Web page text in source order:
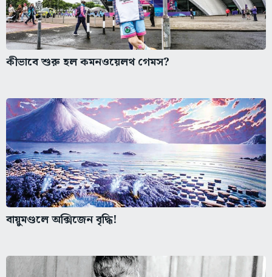
কীভাবে শুরু হল কমনওয়েলথ গেমস?
বায়ুমণ্ডলে অক্সিজেন বৃদ্ধি!